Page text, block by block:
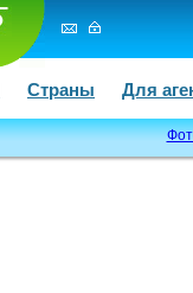
Страны Для